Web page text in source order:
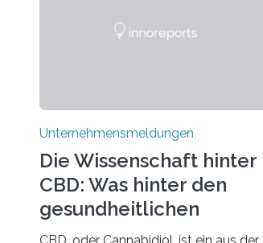
Unternehmensmeldungen
Die Wissenschaft hinter
CBD: Was hinter den
gesundheitlichen
Vorteilen steckt